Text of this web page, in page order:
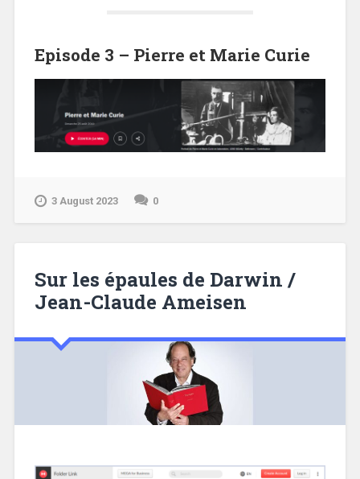
Episode 3 – Pierre et Marie Curie
3 August 2023 0
Sur les épaules de Darwin /
Jean-Claude Ameisen